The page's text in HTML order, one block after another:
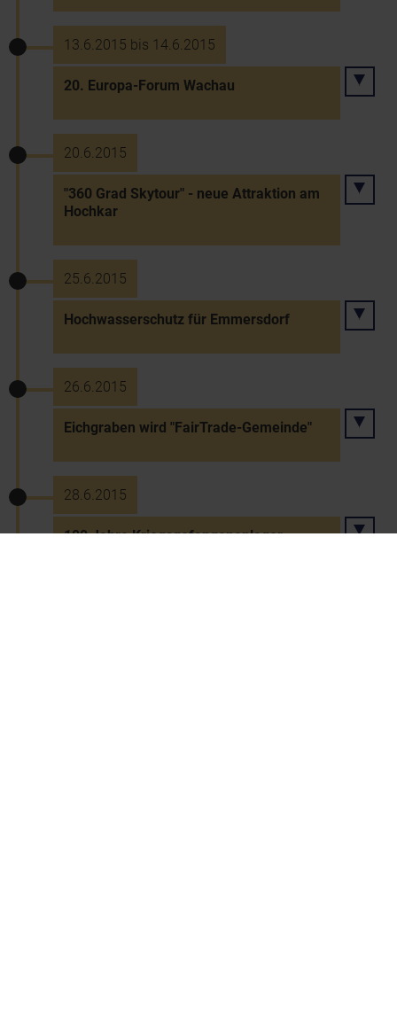
13.6.2015 bis 14.6.2015
20. Europa-Forum Wachau
20.6.2015
"360 Grad Skytour" - neue Attraktion am
Hochkar
25.6.2015
Hochwasserschutz für Emmersdorf
26.6.2015
Eichgraben wird "FairTrade-Gemeinde"
28.6.2015
100 Jahre Kriegsgefangenenlager